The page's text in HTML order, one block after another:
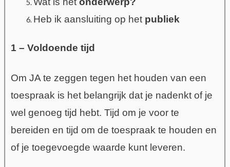
Heb ik aansluiting op het publiek
1 – Voldoende tijd
Om JA te zeggen tegen het houden van een
toespraak is het belangrijk dat je nadenkt of je
wel genoeg tijd hebt. Tijd om je voor te
bereiden en tijd om de toespraak te houden en
of je toegevoegde waarde kunt leveren.